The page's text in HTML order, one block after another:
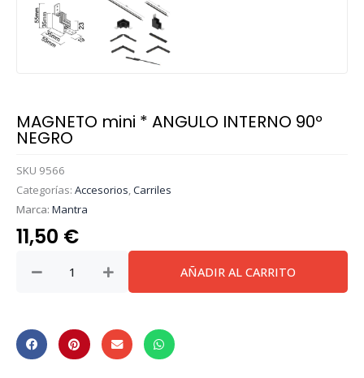
MAGNETO mini * ANGULO INTERNO 90º
NEGRO
SKU 9566
Categorías: Accesorios,Carriles
Marca: Mantra
11,50 €
mini
INTERNO
90º
AÑADIR AL CARRITO